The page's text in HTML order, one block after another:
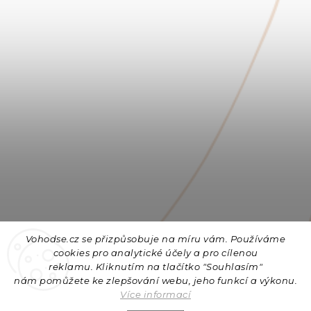
Vohodse.cz se přizpůsobuje na míru vám. Používáme
cookies pro analytické účely a pro cílenou
reklamu. Kliknutím na tlačítko "Souhlasím"
nám pomůžete ke zlepšování webu, jeho funkcí a výkonu.
Více informací
Sledovat na Instagramu